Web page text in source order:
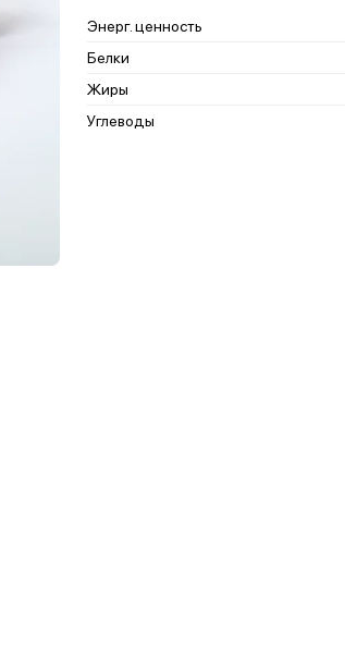
Энерг. ценность
Белки
Жиры
Углеводы